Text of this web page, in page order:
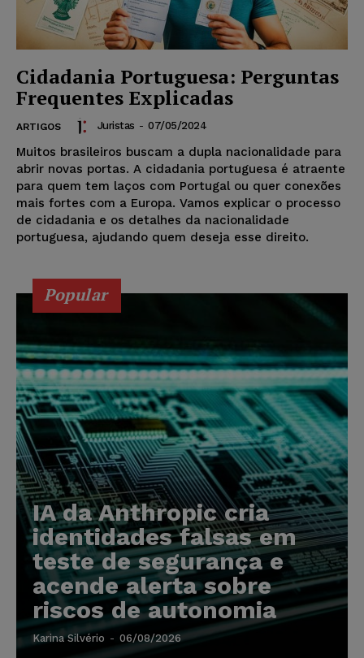
Cidadania Portuguesa: Perguntas
Frequentes Explicadas
ARTIGOS Juristas - 07/05/2024
Muitos brasileiros buscam a dupla nacionalidade para
abrir novas portas. A cidadania portuguesa é atraente
para quem tem laços com Portugal ou quer conexões
mais fortes com a Europa. Vamos explicar o processo
de cidadania e os detalhes da nacionalidade
portuguesa, ajudando quem deseja esse direito.
Popular
IA da Anthropic cria
identidades falsas em
teste de segurança e
acende alerta sobre
riscos de autonomia
Karina Silvério - 06/08/2026